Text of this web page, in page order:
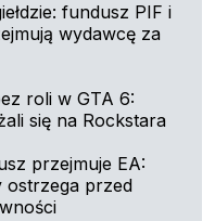
fundusz PIF i
wydawcę za
roli w GTA 6:
się na Rockstara
przejmuje EA:
ostrzega przed